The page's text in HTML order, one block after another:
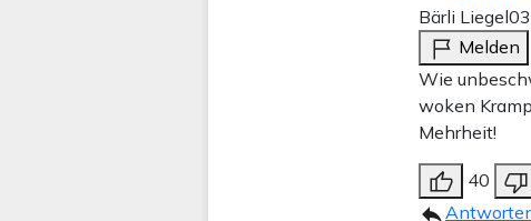
Bärli Liegel
Melden
Wie
woken
Mehrheit!
40